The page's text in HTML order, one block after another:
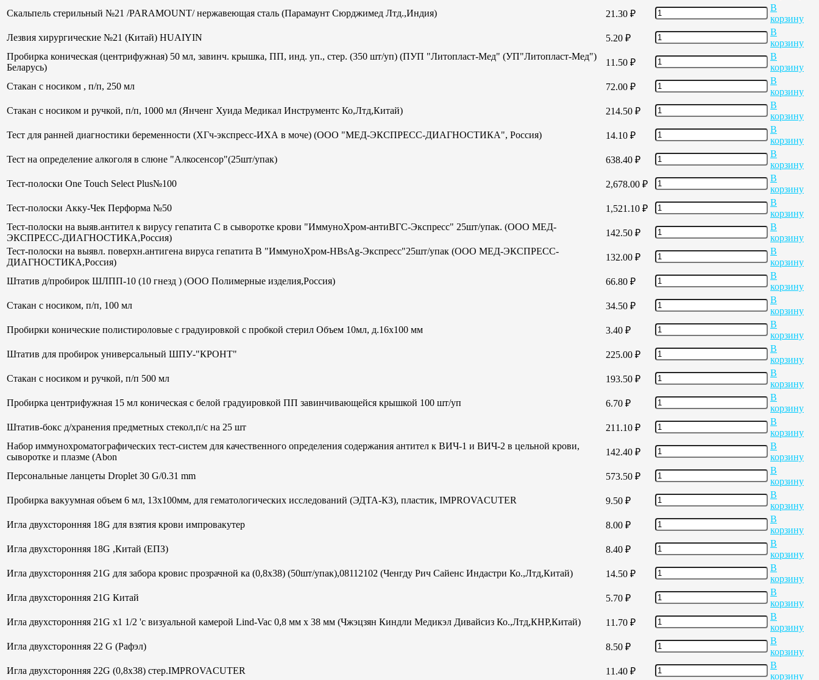
Скальпель стерильный №21 /PARAMOUNT/ нержавеющая сталь (Парамаунт Сюрджимед Лтд.,Индия)
21.30 ₽
В
корзину
Лезвия хирургические №21 (Китай) HUAIYIN
5.20 ₽
В
корзину
Пробирка коническая (центрифужная) 50 мл, завинч. крышка, ПП, инд. уп., стер. (350 шт/уп) (ПУП "Литопласт-Мед" (УП"Литопласт-Мед")
Беларусь)
11.50 ₽
В
корзину
Стакан с носиком , п/п, 250 мл
72.00 ₽
В
корзину
Стакан с носиком и ручкой, п/п, 1000 мл (Янченг Хуида Медикал Инструментс Ко,Лтд,Китай)
214.50 ₽
В
корзину
Тест для ранней диагностики беременности (ХГч-экспресс-ИХА в моче) (ООО "МЕД-ЭКСПРЕСС-ДИАГНОСТИКА", Россия)
14.10 ₽
В
корзину
Тест на определение алкоголя в слюне "Алкосенсор"(25шт/упак)
638.40 ₽
В
корзину
Тест-полоски One Touch Select Plus№100
2,678.00 ₽
В
корзину
Тест-полоски Акку-Чек Перформа №50
1,521.10 ₽
В
корзину
Тест-полоски на выяв.антител к вирусу гепатита С в сыворотке крови "ИммуноХром-антиВГС-Экспресс" 25шт/упак. (ООО МЕД-
ЭКСПРЕСС-ДИАГНОСТИКА,Россия)
142.50 ₽
В
корзину
Тест-полоски на выявл. поверхн.антигена вируса гепатита В "ИммуноХром-HBsAg-Экспресс"25шт/упак (ООО МЕД-ЭКСПРЕСС-
ДИАГНОСТИКА,Россия)
132.00 ₽
В
корзину
Штатив д/пробирок ШЛПП-10 (10 гнезд ) (ООО Полимерные изделия,Россия)
66.80 ₽
В
корзину
Стакан с носиком, п/п, 100 мл
34.50 ₽
В
корзину
Пробирки конические полистироловые с градуировкой с пробкой стерил Объем 10мл, д.16х100 мм
3.40 ₽
В
корзину
Штатив для пробирок универсальный ШПУ-"КРОНТ"
225.00 ₽
В
корзину
Стакан с носиком и ручкой, п/п 500 мл
193.50 ₽
В
корзину
Пробирка центрифужная 15 мл коническая с белой градуировкой ПП завинчивающейся крышкой 100 шт/уп
6.70 ₽
В
корзину
Штатив-бокс д/хранения предметных стекол,п/с на 25 шт
211.10 ₽
В
корзину
Набор иммунохроматографических тест-систем для качественного определения содержания антител к ВИЧ-1 и ВИЧ-2 в цельной крови,
сыворотке и плазме (Abon
142.40 ₽
В
корзину
Персональные ланцеты Droplet 30 G/0.31 mm
573.50 ₽
В
корзину
Пробирка вакуумная объем 6 мл, 13х100мм, для гематологических исследований (ЭДТА-КЗ), пластик, IMPROVACUTER
9.50 ₽
В
корзину
Игла двухсторонняя 18G для взятия крови импровакутер
8.00 ₽
В
корзину
Игла двухсторонняя 18G ,Китай (ЕПЗ)
8.40 ₽
В
корзину
Игла двухсторонняя 21G для забора кровис прозрачной ка (0,8х38) (50шт/упак),08112102 (Ченгду Рич Сайенс Индастри Ко.,Лтд,Китай)
14.50 ₽
В
корзину
Игла двухсторонняя 21G Китай
5.70 ₽
В
корзину
Игла двухсторонняя 21G х1 1/2 'с визуальной камерой Lind-Vac 0,8 мм х 38 мм (Чжэцзян Киндли Медикэл Дивайсиз Ко.,Лтд,КНР,Китай)
11.70 ₽
В
корзину
Игла двухсторонняя 22 G (Рафэл)
8.50 ₽
В
корзину
Игла двухсторонняя 22G (0,8х38) стер.IMPROVACUTER
11.40 ₽
В
корзину